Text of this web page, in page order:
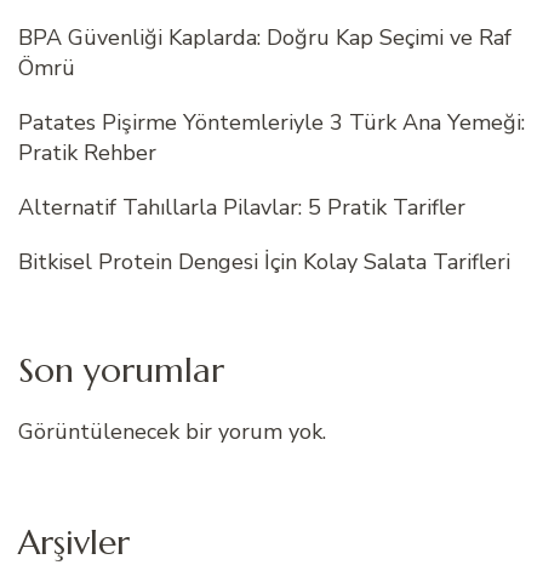
BPA Güvenliği Kaplarda: Doğru Kap Seçimi ve Raf
Ömrü
Patates Pişirme Yöntemleriyle 3 Türk Ana Yemeği:
Pratik Rehber
Alternatif Tahıllarla Pilavlar: 5 Pratik Tarifler
Bitkisel Protein Dengesi İçin Kolay Salata Tarifleri
Son yorumlar
Görüntülenecek bir yorum yok.
Arşivler